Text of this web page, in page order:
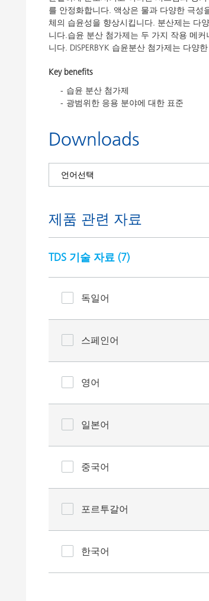
를 안정화합니다. 액상은 물과 다양한 극
체의 습윤성을 향상시킵니다. 분산제는 다
니다.습윤 분산 첨가제는 두 가지 작용 메
니다. DISPERBYK 습윤분산 첨가제는 다양
Key benefits
습윤 분산 첨가제
광범위한 응용 분야에 대한 표준
Downloads
제품 관련 자료
TDS 기술 자료 (7)
독일어
스페인어
영어
일본어
중국어
포르투갈어
한국어